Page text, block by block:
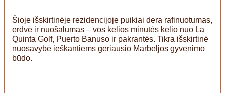
Šioje išskirtinėje rezidencijoje puikiai dera rafinuotumas,
erdvė ir nuošalumas – vos kelios minutės kelio nuo La
Quinta Golf, Puerto Banuso ir pakrantės. Tikra išskirtinė
nuosavybė ieškantiems geriausio Marbeljos gyvenimo
būdo.